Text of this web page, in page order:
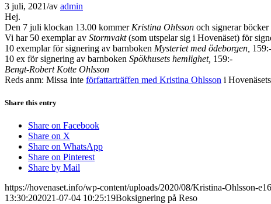
3 juli, 2021/av admin
Hej.
Den 7 juli klockan 13.00 kommer Kristina Ohlsson och signerar böcker
Vi har 50 exemplar av Stormvakt(som utspelar sig i Hovenäset) för
10 exemplar för signering av barnboken Mysteriet med ödeborgen, 159:-
10 ex för signering av barnboken Spökhusets hemlighet, 159:-
Bengt-Robert Kotte Ohlsson
Reds anm: Missa inte författarträffen med Kristina Ohlsson i
Share this entry
Share on Facebook
Share on X
Share on WhatsApp
Share on Pinterest
Share by Mail
https://hovenaset.info/wp-content/uploads/2020/08/Kristina-Ohlsson-
13:30:202021-07-04 10:25:19Boksignering på Reso